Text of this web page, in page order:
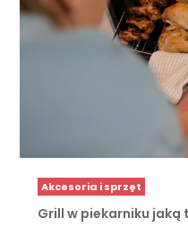
Akcesoria i sprzęt
Grill w piekarniku